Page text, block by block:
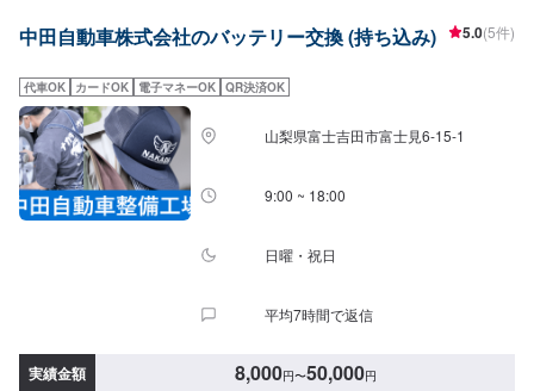
----------------【1】オファーにてお問い合わせ【2】お見積り【3】お見積りに
(板金)塗装/新車・中古車販売/車検/一般整備/自動車保険/ボディガラスコーテ
ィング/カメラレーダーのキャリブレーション/エーミング調整⚫アフターフォ
ローサービスも充実修理や車検整備などのアフターフォローだけではなく普
段のカーメンテナンスもKaZuは充実しています。ちょっとお出かけ前の日常
点検から洗車までお気軽にご相談ください。お客様のお車の安全安心のお手
伝いをスタッフ一同誠心誠意努めてまいります。是非ご利用ください。⚫パ
ーツの持ち込み●新品パーツ可●中古パーツ可パーツの詳細・お写真など、オ
いただきますと、スムーズにご案内可能です。⚫代車・洗車サービスについ
ております。汚れがつきにくく、お客様の愛車のきれいを長く保ちます。
中田自動車株式会社のバッテリー交換 (持ち込み) 5.0(5件)
代車OK カードOK 電子マネーOK QR決済OK
山梨県富士吉田市富士見6-15-1
9:00 ~ 18:00
日曜・祝日
平均7時間で返信
実績金額 8,000円〜50,000円